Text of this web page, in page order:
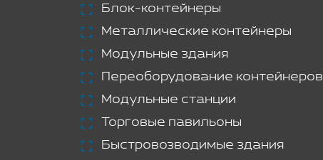
Блок-контейнеры
Металлические контейнеры
Модульные здания
Переоборудование контейнеров
Модульные станции
Торговые павильоны
Быстровозводимые здания